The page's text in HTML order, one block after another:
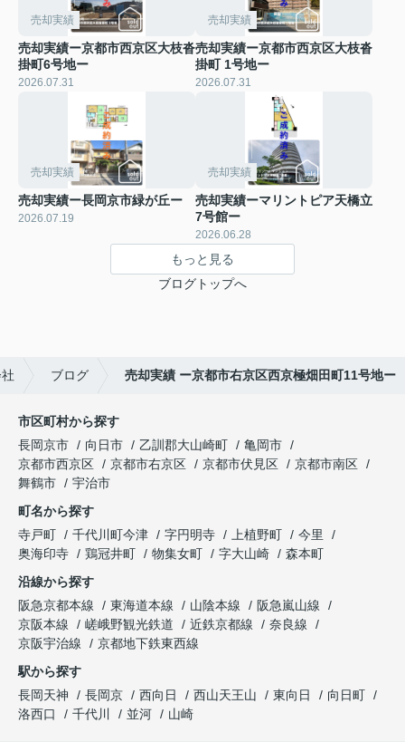
売却実績
売却実績ー京都市西京区大枝沓
掛町6号地ー
2026.07.31
売却実績
売却実績ー京都市西京区大枝沓
掛町 1号地ー
2026.07.31
売却実績
売却実績ー長岡京市緑が丘ー
2026.07.19
売却実績
売却実績ーマリントピア天橋立
7号館ー
2026.06.28
もっと見る
ブログトップへ
ブログ 売却実績 ー京都市右京区西京極畑田町11号地ー
市区町村から探す
長岡京市
向日市 乙訓郡大山崎町
亀岡市
京都市西京区
京都市右京区 京都市伏見区
京都市南区
舞鶴市
宇治市
町名から探す
寺戸町
千代川町今津 字円明寺 上植野町
今里
奥海印寺
鶏冠井町 物集女町 字大山崎
森本町
沿線から探す
阪急京都本線
東海道本線 山陰本線
阪急嵐山線
京阪本線
嵯峨野観光鉄道 近鉄京都線
奈良線
京阪宇治線
京都地下鉄東西線
駅から探す
長岡天神
長岡京 西向日 西山天王山 東向日
向日町
洛西口
千代川 並河 山崎